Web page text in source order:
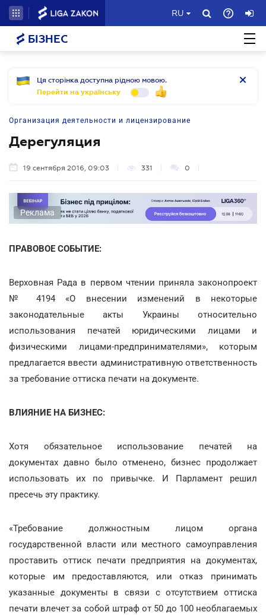
RU
БІЗНЕС
Ця сторінка доступна рідною мовою.
Перейти на українську
Организация деятельности и лицензирование
Дерегуляция
19 сентября 2016, 09:03 331 0
Реклама
ПРАВОВОЕ СОБЫТИЕ:
Верховная Рада в первом чтении приняла законопроект
№ 4194 «О внесении изменений в некоторые
законодательные акты Украины относительно
использования печатей юридическими лицами и
физическими лицами-предпринимателями», которым
предлагается ввести административную ответственность
за требование оттиска печати на документе.
ВЛИЯНИЕ НА БИЗНЕС:
Хотя обязательное использование печатей на
документах давно было отменено, бизнес продолжает
использовать их по привычке. И Парламент решил
пресечь эту практику.
«Требование должностным лицом органа
государственной власти или местного самоуправления
проставить оттиск печати предприятия на документах,
которые им предоставляются, или отказ принимать
указанные документы в связи с отсутствием оттиска
печати влечет за собой штраф от 50 до 100 необлагаемых